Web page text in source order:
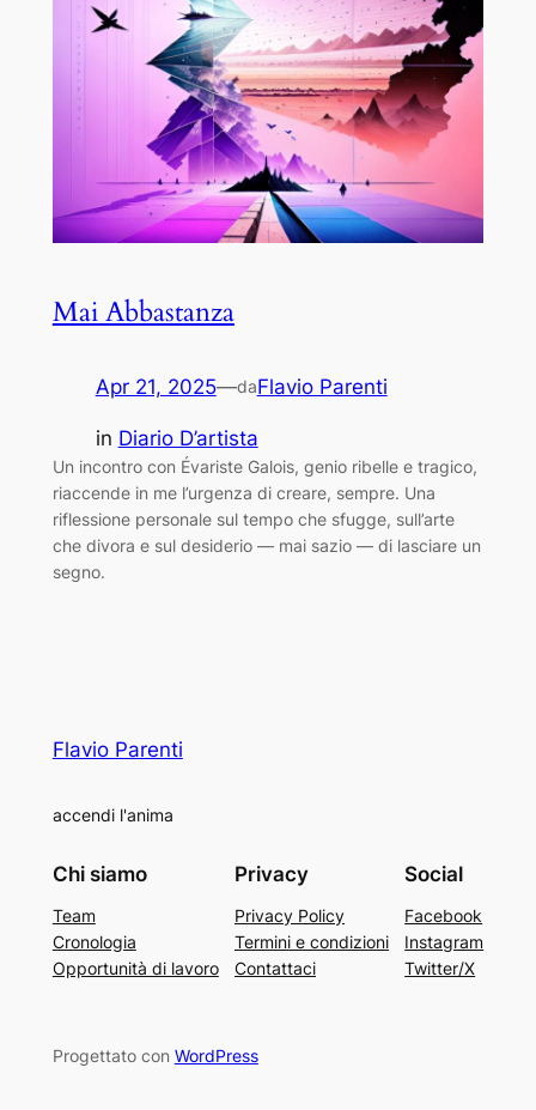
Mai Abbastanza
Apr 21, 2025—daFlavio Parenti
in Diario D’artista
Un incontro con Évariste Galois, genio ribelle e tragico,
riaccende in me l’urgenza di creare, sempre. Una
riflessione personale sul tempo che sfugge, sull’arte
che divora e sul desiderio — mai sazio — di lasciare un
segno.
Flavio Parenti
accendi l'anima
Chi siamo
Team
Cronologia
Opportunità di lavoro
Privacy
Privacy Policy
Termini e condizioni
Contattaci
Social
Facebook
Instagram
Twitter/X
Progettato con WordPress